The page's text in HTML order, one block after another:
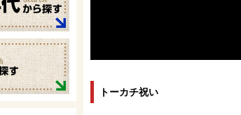
トーカチ祝い